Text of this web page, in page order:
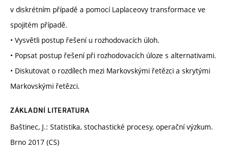
v diskrétním případě a pomocí Laplaceovy transformace ve
spojitém případě.
• Vysvětli postup řešení u rozhodovacích úloh.
• Popsat postup řešení při rozhodovacích úloze s alternativami.
• Diskutovat o rozdílech mezi Markovskými řetězci a skrytými
Markovskými řetězci.
ZÁKLADNÍ LITERATURA
Baštinec, J.: Statistika, stochastické procesy, operační výzkum.
Brno 2017 (CS)